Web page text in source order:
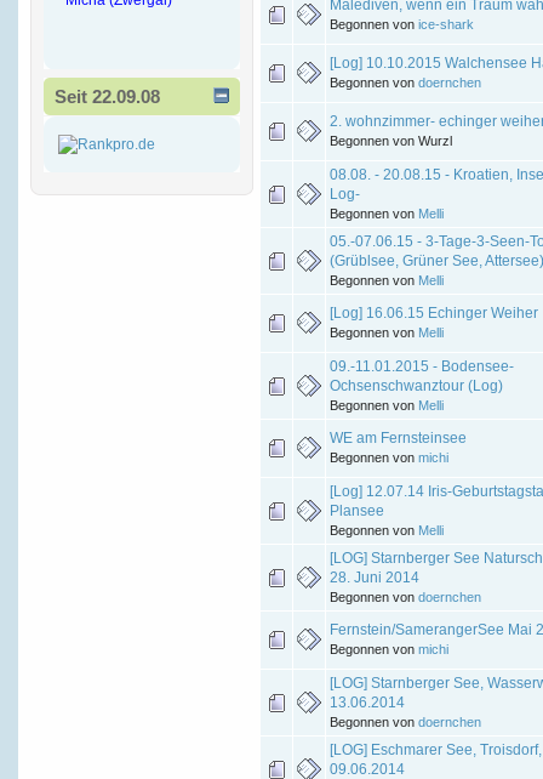
Seit 22.09.08
Malediven, wenn ein Traum
Begonnen von ice-shark
[Log] 10.10.2015 Walchensee
Begonnen von doernchen
2. wohnzimmer- echinger
Begonnen von Wurzl
08.08. - 20.08.15 - Kroatien,
Log-
Begonnen von Melli
05.-07.06.15 - 3-Tage-3-Seen-
(Grüblsee, Grüner See, Attersee)
Begonnen von Melli
[Log] 16.06.15 Echinger Weiher
Begonnen von Melli
09.-11.01.2015 - Bodensee-
Ochsenschwanztour (Log)
Begonnen von Melli
WE am Fernsteinsee
Begonnen von michi
[Log] 12.07.14 Iris-
Plansee
Begonnen von Melli
[LOG] Starnberger See
28. Juni 2014
Begonnen von doernchen
Fernstein/SamerangerSee Mai
Begonnen von michi
[LOG] Starnberger See,
13.06.2014
Begonnen von doernchen
[LOG] Eschmarer See, Troisdorf,
09.06.2014